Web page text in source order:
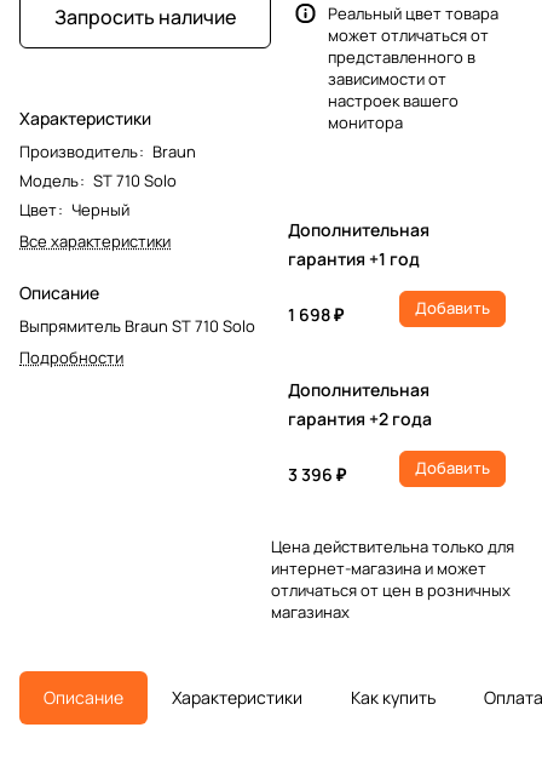
Запросить наличие
Характеристики
Производитель: Braun
Модель: ST 710 Solo
Цвет: Черный
Все характеристики
Описание
Выпрямитель Braun ST 710 Solo
Подробности
Реальный цвет товара
может отличаться от
представленного в
зависимости от
настроек вашего
монитора
Дополнительная
гарантия +1 год
1 698 ₽ Добавить
Дополнительная
гарантия +2 года
3 396 ₽ Добавить
Цена действительна только для
интернет-магазина и может
отличаться от цен в розничных
магазинах
Описание Характеристики Как купить Оплата